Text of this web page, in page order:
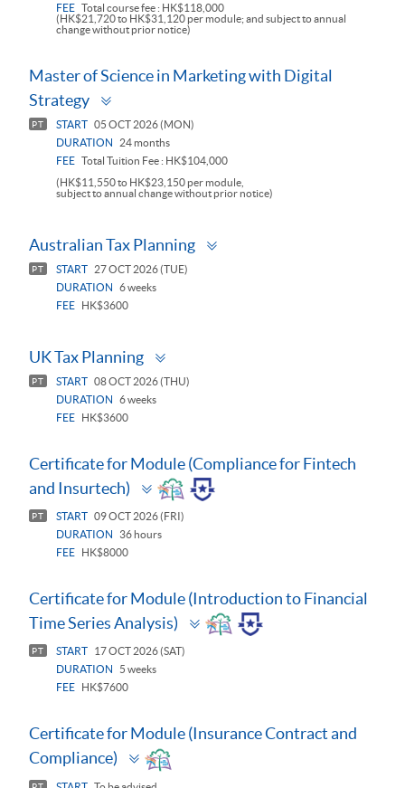
FEE Total course fee : HK$118,000
(HK$21,720 to HK$31,120 per module; and subject to annual
change without prior notice)
Master of Science in Marketing with Digital
Strategy
PT START 05 OCT 2026 (MON)
DURATION
24 months
FEE Total Tuition Fee : HK$104,000
(HK$11,550 to HK$23,150 per module,
subject to annual change without prior notice)
Australian Tax Planning
PT START
27 OCT 2026 (TUE)
DURATION
6 weeks
FEE
HK$3600
UK Tax Planning
PT START 08 OCT 2026 (THU)
DURATION
6 weeks
FEE
HK$3600
Certificate for Module (Compliance for Fintech
and Insurtech)
Toggle
panel
PT START 09 OCT 2026 (FRI)
DURATION
36 hours
FEE
HK$8000
Certificate for Module (Introduction to Financial
Time Series Analysis)
Toggle
panel
PT START
17 OCT 2026 (SAT)
DURATION
5 weeks
FEE
HK$7600
Certificate for Module (Insurance Contract and
Compliance)
Toggle
panel